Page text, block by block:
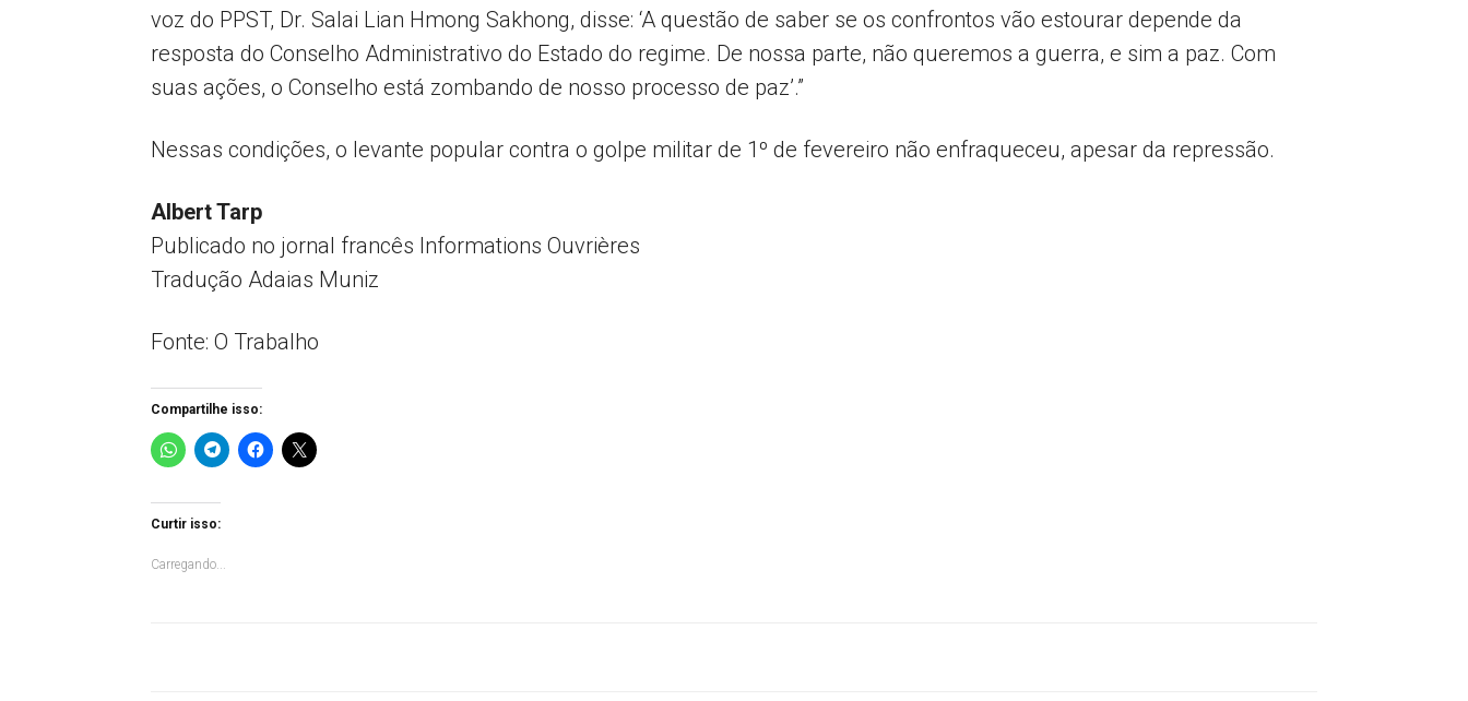
voz do PPST, Dr. Salai Lian Hmong Sakhong, disse: ‘A questão de saber se os confrontos vão estourar depende da
resposta do Conselho Administrativo do Estado do regime. De nossa parte, não queremos a guerra, e sim a paz. Com
suas ações, o Conselho está zombando de nosso processo de paz’.”
Nessas condições, o levante popular contra o golpe militar de 1º de fevereiro não enfraqueceu, apesar da repressão.
Albert Tarp
Publicado no jornal francês Informations Ouvrières
Tradução Adaias Muniz
Fonte: O Trabalho
Compartilhe isso:
Curtir isso:
Carregando...